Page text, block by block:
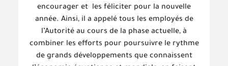
encourager et les féliciter pour la nouvelle
année. Ainsi, il a appelé tous les employés de
l’Autorité au cours de la phase actuelle, à
combiner les efforts pour poursuivre le rythme
de grands développements que connaissent